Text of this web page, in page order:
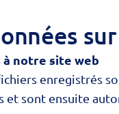
à notre site web
enregistrés
et sont ensuite